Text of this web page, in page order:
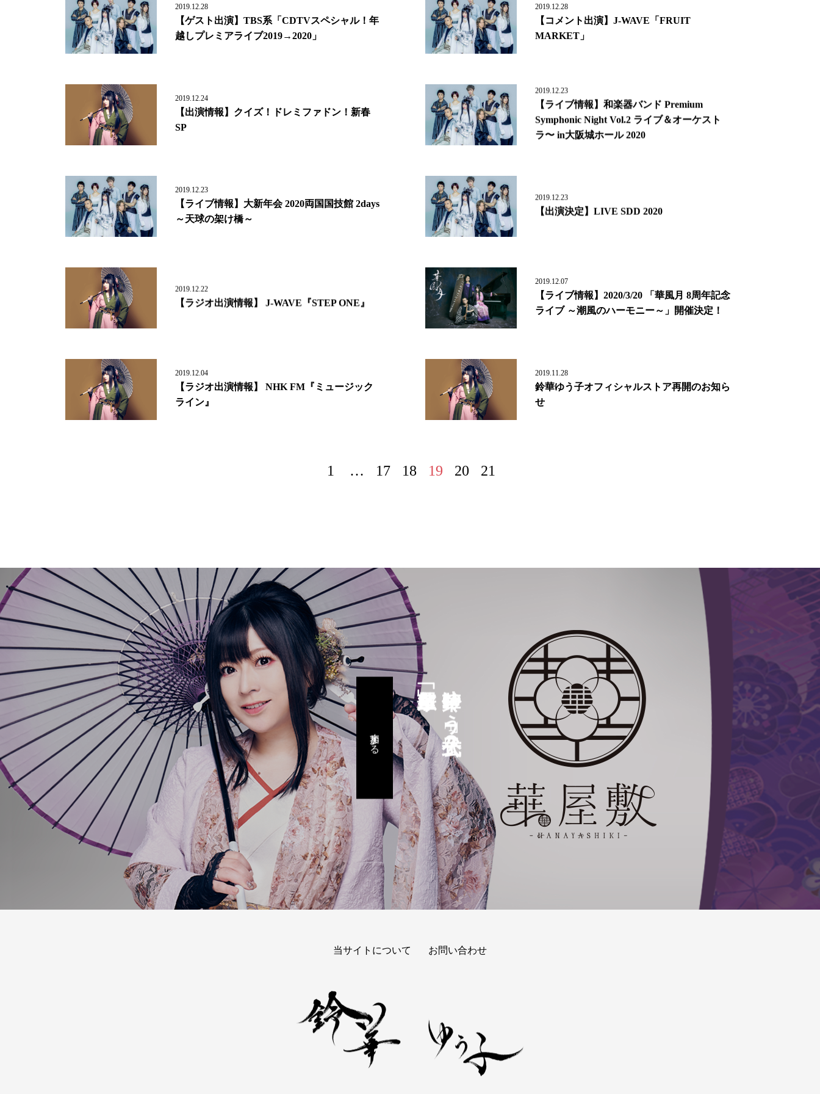
2019.12.28
【ゲスト出演】TBS系「CDTVスペシャル！年
越しプレミアライブ2019→2020」
2019.12.28
【コメント出演】J-WAVE「FRUIT
MARKET」
2019.12.24
【出演情報】クイズ！ドレミファドン！新春
SP
2019.12.23
【ライブ情報】和楽器バンド Premium
Symphonic Night Vol.2 ライブ＆オーケスト
ラ〜 in大阪城ホール 2020
2019.12.23
【ライブ情報】大新年会 2020両国国技館 2days
～天球の架け橋～
2019.12.23
【出演決定】LIVE SDD 2020
2019.12.22
【ラジオ出演情報】 J-WAVE『STEP ONE』
2019.12.07
【ライブ情報】2020/3/20 「華風月 8周年記念
ライブ ～潮風のハーモニー～」開催決定！
2019.12.04
【ラジオ出演情報】 NHK FM『ミュージック
ライン』
2019.11.28
鈴華ゆう子オフィシャルストア再開のお知ら
せ
1 … 17 18 19 20 21
鈴華ゆう子公式FC
参加する
当サイトについて お問い合わせ